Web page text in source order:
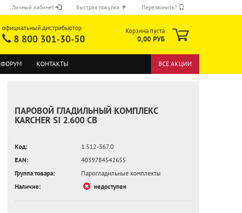
Личный кабинет Быстрая покупка Перезвонить?
ОТПРАВИТЬ
официальный дистрибьютор
8 800 301-30-50
Корзина пуста
0,00 РУБ
ФОРУМ КОНТАКТЫ ВСЕ АКЦИИ
ПАРОВОЙ ГЛАДИЛЬНЫЙ КОМПЛЕКС
KARCHER SI 2.600 CB
Код:
1.512-367.0
EAN:
4039784542655
Группа товара:
Парогладильные комплекты
Наличие:
недоступен